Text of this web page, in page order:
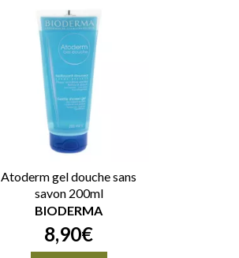
Atoderm gel douche sans
savon 200ml
BIODERMA
8,90€